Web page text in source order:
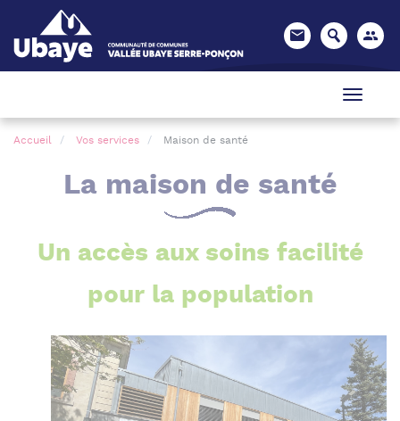
Accueil Vos services Maison de santé
La maison de santé
Un accès aux soins facilité
pour la population
Panneau de gestion des cookies